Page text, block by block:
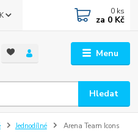
Menu
Hledat
0 ks
za 0 Kč
Jednodílné
Arena Team Icons